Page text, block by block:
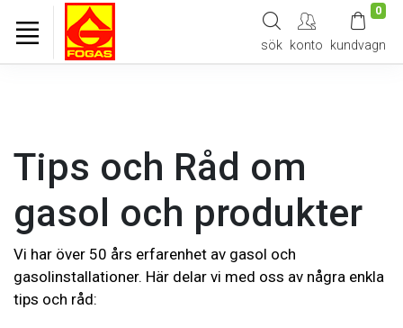
sök konto
0
kundvagn
Tips och Råd om
gasol och produkter
Vi har över 50 års erfarenhet av gasol och
gasolinstallationer. Här delar vi med oss av några enkla
tips och råd: